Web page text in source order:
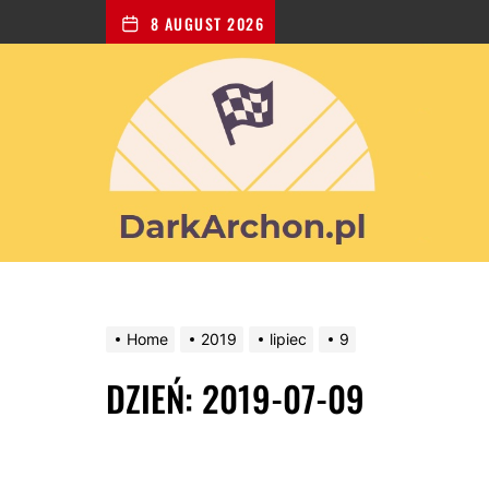
8 AUGUST 2026
Home 2019 lipiec 9
DZIEŃ: 2019-07-09